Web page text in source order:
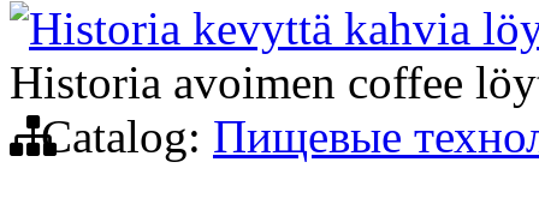
Historia kevyttä kahvia
Historia avoimen coffee
Catalog: Пищевые